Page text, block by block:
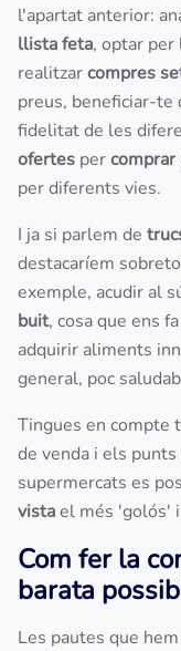
l'apartat anterior:
llista feta, optar per
realitzarcompres
preus, beneficiar-te
fidelitat de les
ofertes per
per diferents vies.
I ja si parlem de
destacaríem
exemple, acudir al
buit, cosa que ens
adquirir aliments
general, poc
Tingues en compte
de venda i els
supermercats es
vistael més 'golós' i
Com fer la
barata
Les pautes que